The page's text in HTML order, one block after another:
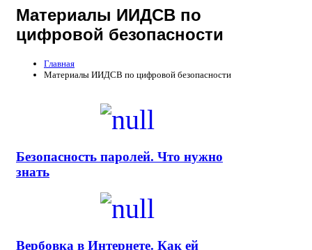
Материалы ИИДСВ по
цифровой безопасности
Главная
Материалы ИИДСВ по цифровой безопасности
Безопасность паролей. Что нужно
знать
Вербовка в Интернете. Как ей